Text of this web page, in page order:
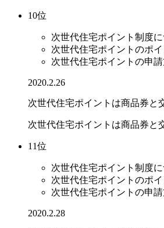
10位
次世代住宅ポイント制度
次世代住宅ポイントのポ
次世代住宅ポイントの申
2020.2.26
次世代住宅ポイントは商品券と
次世代住宅ポイントは商品券と
11位
次世代住宅ポイント制度
次世代住宅ポイントのポ
次世代住宅ポイントの申
2020.2.28